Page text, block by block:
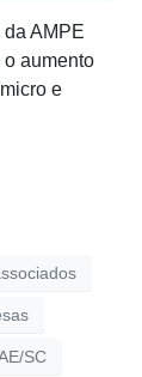
AMPE
aumento
e
SC